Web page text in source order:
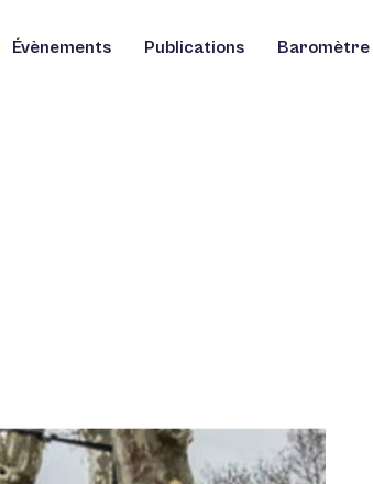
Évènements Publications Baromètre